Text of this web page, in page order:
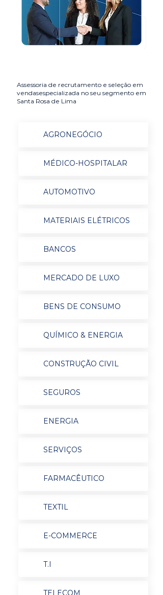
Assessoria de recrutamento e seleção em
vendasespecializada no seu segmento em
Santa Rosa de Lima
AGRONEGÓCIO
MÉDICO-HOSPITALAR
AUTOMOTIVO
MATERIAIS ELÉTRICOS
BANCOS
MERCADO DE LUXO
BENS DE CONSUMO
QUÍMICO & ENERGIA
CONSTRUÇÃO CIVIL
SEGUROS
ENERGIA
SERVIÇOS
FARMACÊUTICO
TEXTIL
E-COMMERCE
T.I
TELECOM